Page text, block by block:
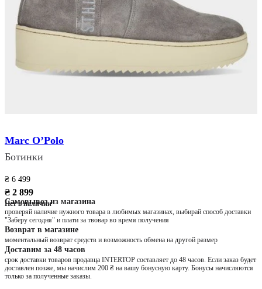
Marc O’Polo
Ботинки
₴ 6 499
₴ 2 899
Нет в наличии
Самовывоз из магазина
проверяй наличие нужного товара в любимых магазинах, выбирай способ доставки
"Заберу сегодня" и плати за твовар во время получения
Возврат в магазине
моментальный возврат средств и возможность обмена на другой размер
Доставим за 48 часов
срок доставки товаров продавца INTERTOP составляет до 48 часов. Если заказ будет
доставлен позже, мы начислим 200 ₴ на вашу бонусную карту. Бонусы начисляются
только за полученные заказы.